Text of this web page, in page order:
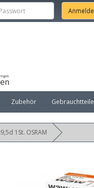
Zubehör Gebrauchtteile
1St. OSRAM